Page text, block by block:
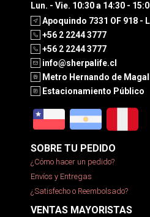
Lun. - Vie. 10:30 a 14:30 -
Apoquindo 7331 OF 918 -
+56 2 2244 3777
+56 2 2244 3777
info@sherpalife.cl
Metro Hernando de
Estacionamiento Público
SOBRE TU PEDIDO
¿Cómo hacer un pedido?
Envíos y Entregas
¿Satisfecho o Reembolsado?
VENTAS MAYORISTAS